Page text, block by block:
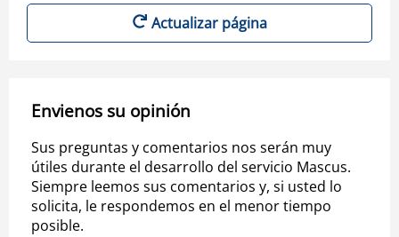
Actualizar página
Envienos su opinión
Sus preguntas y comentarios nos serán muy
útiles durante el desarrollo del servicio Mascus.
Siempre leemos sus comentarios y, si usted lo
solicita, le respondemos en el menor tiempo
posible.